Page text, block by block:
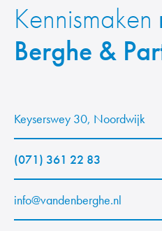
Kennismaken
Berghe &
Keyserswey 30, Noordwijk
(071) 361 22 83
info@vandenberghe.nl